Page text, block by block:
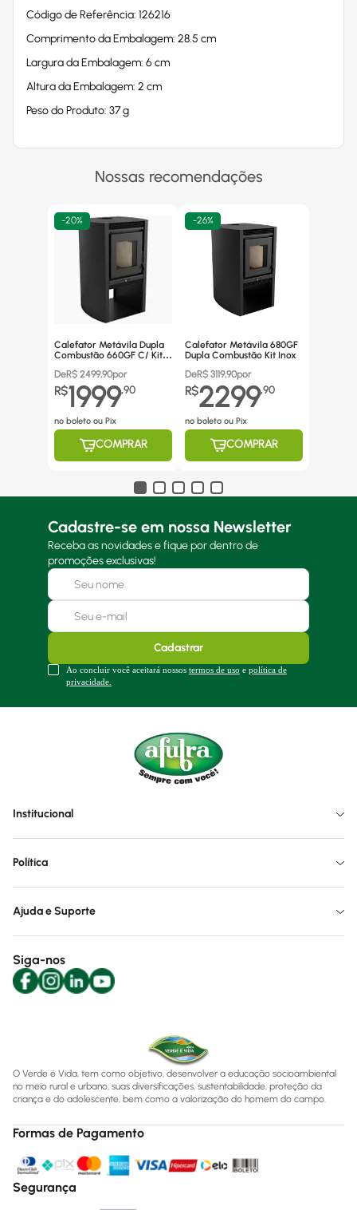
Código de Referência: 126216
Comprimento da Embalagem: 28.5 cm
Largura da Embalagem: 6 cm
Altura da Embalagem: 2 cm
Peso do Produto: 37 g
Nossas recomendações
-20%
Calefator Metávila Dupla
Combustão 660GF C/ Kit
DeR$ 2499,90por
R$1999,90
no boleto ou Pix
COMPRAR
-26%
Calefator Metávila 680GF
Dupla Combustão Kit Inox
DeR$ 3119,90por
R$2299,90
no boleto ou Pix
COMPRAR
Cadastre-se em nossa Newsletter
Receba as novidades e fique por dentro de
promoções exclusivas!
Cadastrar
Ao concluir você aceitará nossos termos de uso e política de
privacidade.
Institucional
Política
Ajuda e Suporte
Siga-nos
O Verde é Vida, tem como objetivo, desenvolver a educação socioambiental
no meio rural e urbano, suas diversificações, sustentabilidade, proteção da
criança e do adolescente, bem como a valorização do homem do campo.
Formas de Pagamento
Segurança